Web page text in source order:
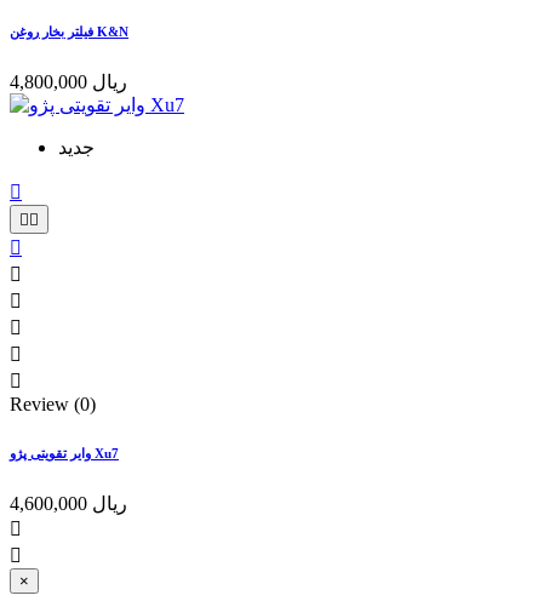
فیلتر بخار روغن K&N
4,800,000 ریال
جدید

 






Review (0)
وایر تقویتی پژو Xu7
4,600,000 ریال


×